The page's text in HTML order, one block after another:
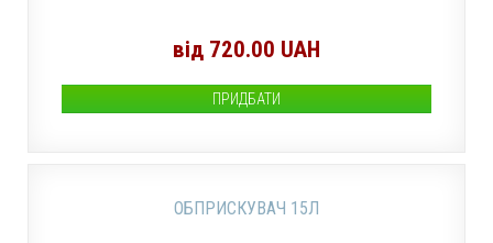
від 720.00 UAH
ПРИДБАТИ
ОБПРИСКУВАЧ 15Л